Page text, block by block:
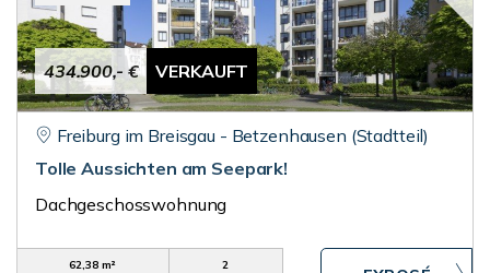
434.900,- € VERKAUFT
Freiburg im Breisgau - Betzenhausen (Stadtteil)
Tolle Aussichten am Seepark!
Dachgeschosswohnung
62,38 m²
2